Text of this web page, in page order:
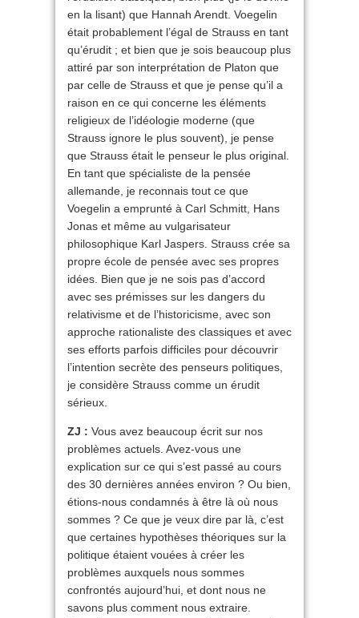
en la lisant) que Hannah Arendt. Voegelin
était probablement l’égal de Strauss en tant
qu’érudit ; et bien que je sois beaucoup plus
attiré par son interprétation de Platon que
par celle de Strauss et que je pense qu’il a
raison en ce qui concerne les éléments
religieux de l’idéologie moderne (que
Strauss ignore le plus souvent), je pense
que Strauss était le penseur le plus original.
En tant que spécialiste de la pensée
allemande, je reconnais tout ce que
Voegelin a emprunté à Carl Schmitt, Hans
Jonas et même au vulgarisateur
philosophique Karl Jaspers. Strauss crée sa
propre école de pensée avec ses propres
idées. Bien que je ne sois pas d’accord
avec ses prémisses sur les dangers du
relativisme et de l’historicisme, avec son
approche rationaliste des classiques et avec
ses efforts parfois difficiles pour découvrir
l’intention secrète des penseurs politiques,
je considère Strauss comme un érudit
sérieux.
ZJ : Vous avez beaucoup écrit sur nos
problèmes actuels. Avez-vous une
explication sur ce qui s’est passé au cours
des 30 dernières années environ ? Ou bien,
étions-nous condamnés à être là où nous
sommes ? Ce que je veux dire par là, c’est
que certaines hypothèses théoriques sur la
politique étaient vouées à créer les
problèmes auxquels nous sommes
confrontés aujourd’hui, et dont nous ne
savons plus comment nous extraire.